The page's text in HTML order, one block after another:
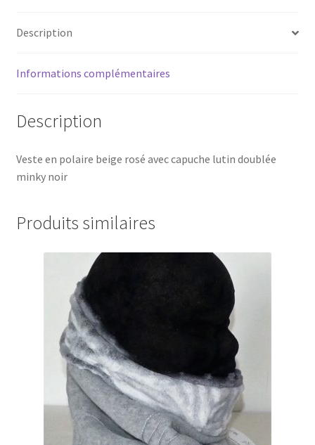
Description
Informations complémentaires
Description
Veste en polaire beige rosé avec capuche lutin doublée
minky noir
Produits similaires